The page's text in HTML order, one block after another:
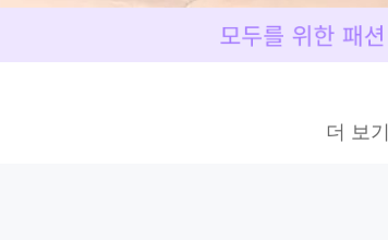
더 보기